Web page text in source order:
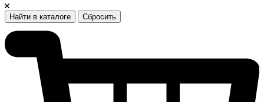
Найти в каталоге Сбросить